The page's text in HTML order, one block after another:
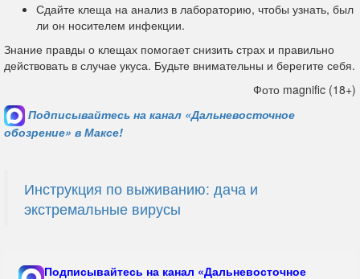
Сдайте клеща на анализ в лабораторию, чтобы узнать, был
ли он носителем инфекции.
Знание правды о клещах помогает снизить страх и правильно
действовать в случае укуса. Будьте внимательны и берегите себя.
Фото magnific (18+)
Подписывайтесь на канал «Дальневосточное
обозрение» в Максе!
Инструкция по выживанию: дача и
экстремальные вирусы
Подписывайтесь на канал «Дальневосточное